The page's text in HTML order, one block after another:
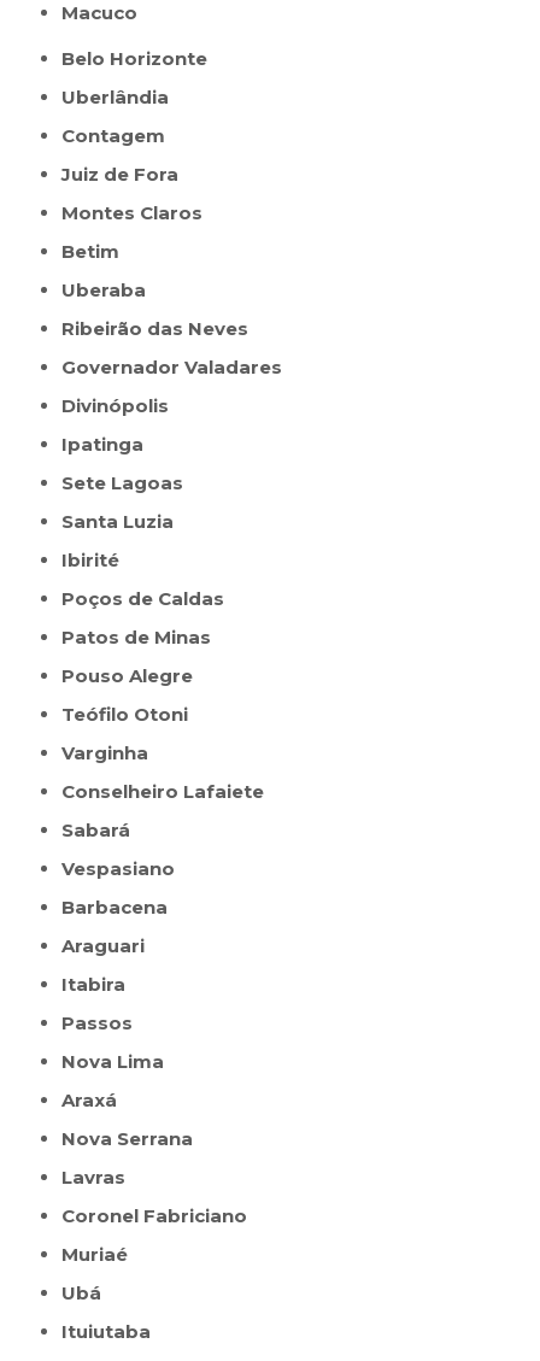
Macuco
Belo Horizonte
Uberlândia
Contagem
Juiz de Fora
Montes Claros
Betim
Uberaba
Ribeirão das Neves
Governador Valadares
Divinópolis
Ipatinga
Sete Lagoas
Santa Luzia
Ibirité
Poços de Caldas
Patos de Minas
Pouso Alegre
Teófilo Otoni
Varginha
Conselheiro Lafaiete
Sabará
Vespasiano
Barbacena
Araguari
Itabira
Passos
Nova Lima
Araxá
Nova Serrana
Lavras
Coronel Fabriciano
Muriaé
Ubá
Ituiutaba